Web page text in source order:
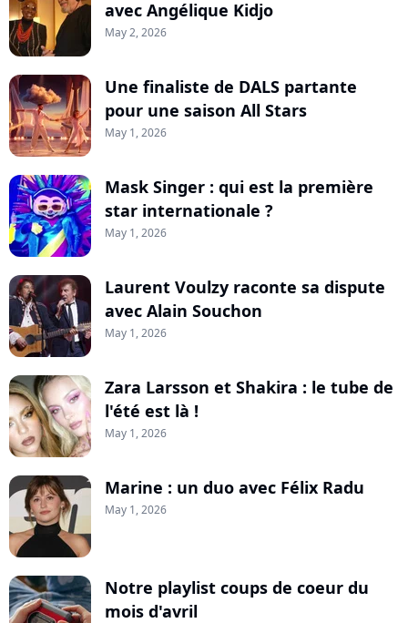
avec Angélique Kidjo
May 2, 2026
Une finaliste de DALS partante
pour une saison All Stars
May 1, 2026
Mask Singer : qui est la première
star internationale ?
May 1, 2026
Laurent Voulzy raconte sa dispute
avec Alain Souchon
May 1, 2026
Zara Larsson et Shakira : le tube de
l'été est là !
May 1, 2026
Marine : un duo avec Félix Radu
May 1, 2026
Notre playlist coups de coeur du
mois d'avril